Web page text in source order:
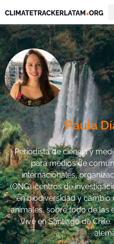
Paula
Periodista de ciencia y
para medios de
internacionales,
(ONG), centros de
en biodiversidad y cambio
animales, sobre todo de las
Vive en Santiago de